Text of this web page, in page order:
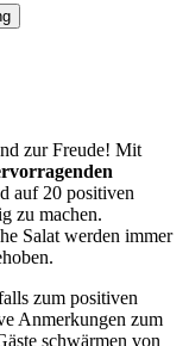
zur Freude! Mit
auf 20 positiven
zu machen.
Salat werden immer
zum positiven
Anmerkungen zum
schwärmen von